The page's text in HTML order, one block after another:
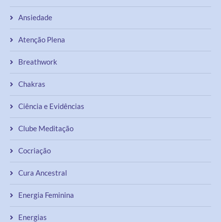
Ansiedade
Atenção Plena
Breathwork
Chakras
Ciência e Evidências
Clube Meditação
Cocriação
Cura Ancestral
Energia Feminina
Energias